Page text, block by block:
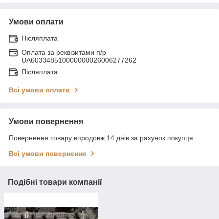
Умови оплати
Післяплата
Оплата за реквізитами п/р
UA603348510000000026006277262
Післяплата
Всі умови оплати
Умови повернення
Повернення товару впродовж 14 днів за рахунок покупця
Всі умови повернення
Подібні товари компанії